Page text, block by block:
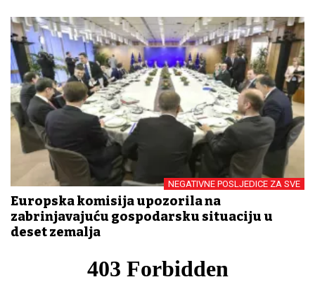
NEGATIVNE POSLJEDICE ZA SVE
Europska komisija upozorila na
zabrinjavajuću gospodarsku situaciju u
deset zemalja